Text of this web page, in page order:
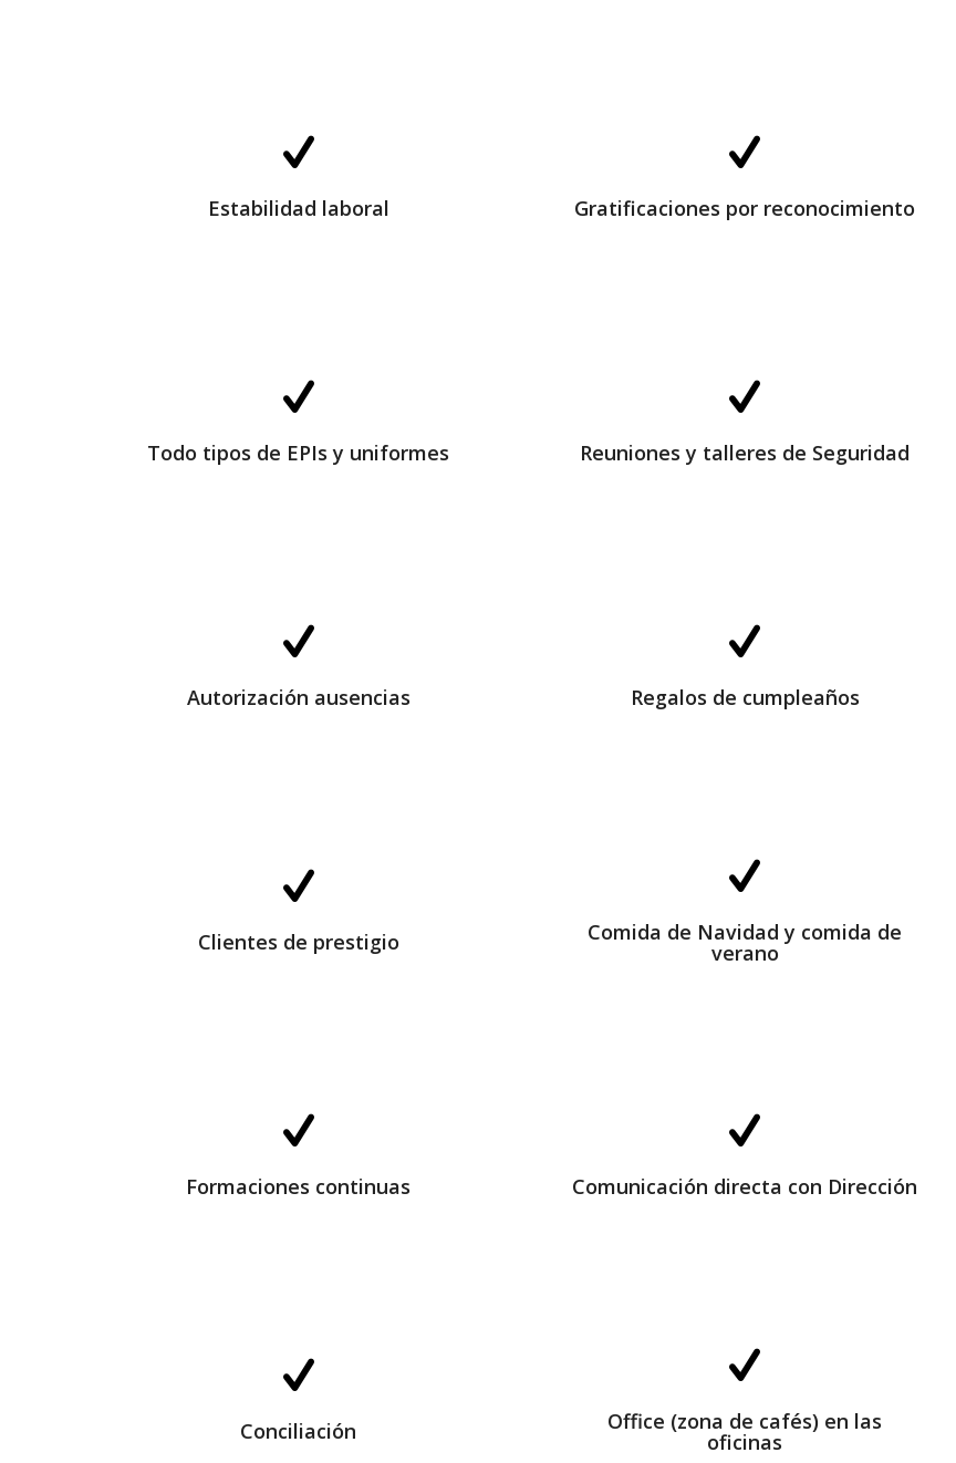
Estabilidad laboral Gratificaciones por reconocimiento
Todo tipos de EPIs y uniformes Reuniones y talleres de Seguridad
Autorización ausencias Regalos de cumpleaños
Clientes de prestigio Comida de Navidad y comida de
verano
Formaciones continuas Comunicación directa con Dirección
Conciliación Office (zona de cafés) en las
oficinas